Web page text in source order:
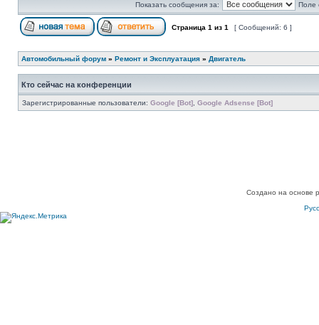
Показать сообщения за: Поле
Страница 1 из 1 [ Сообщений: 6 ]
Автомобильный форум » Ремонт и Эксплуатация » Двигатель
Кто сейчас на конференции
Зарегистрированные пользователи: Google [Bot] Google Adsense [Bot]
Создано на основе